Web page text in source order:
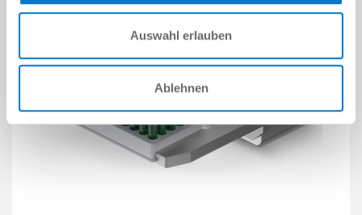
Auswahl erlauben
Ablehnen